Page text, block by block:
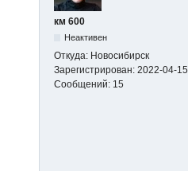
км 600
Неактивен
Откуда: Новосибирск
Зарегистрирован: 2022-04-15
Сообщений: 15